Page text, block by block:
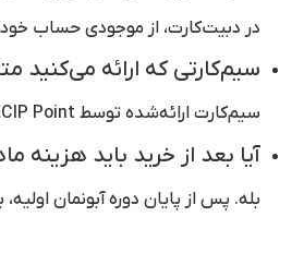
در دبیت‌کارت، از موجودی حساب
سیم‌کارتی که ارائه می‌کنید
سیم‌کارت ارائه‌شده توسط CIP Point، سیم‌کارت دائمی ترکسل (Turkcell) است که به نام شخص متقاضی ثبت می‌شود.
آیا بعد از خرید باید هزینه
بله. پس از پایان دوره آبونمان